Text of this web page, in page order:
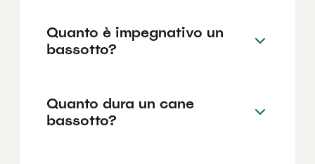
Quanto è impegnativo un
bassotto?
Quanto dura un cane
bassotto?